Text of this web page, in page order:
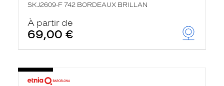
SKJ2609-F 742 BORDEAUX BRILLAN
À partir de
69,00 €